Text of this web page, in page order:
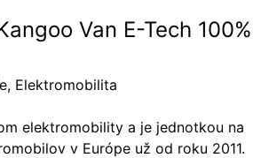
Van E-Tech 100%
, Elektromobilita
elektromobility a je jednotkou na
v Európe už od roku 2011.